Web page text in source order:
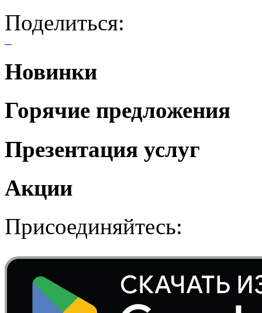
Поделиться:
Новинки
Горячие предложения
Презентация услуг
Акции
Присоединяйтесь: